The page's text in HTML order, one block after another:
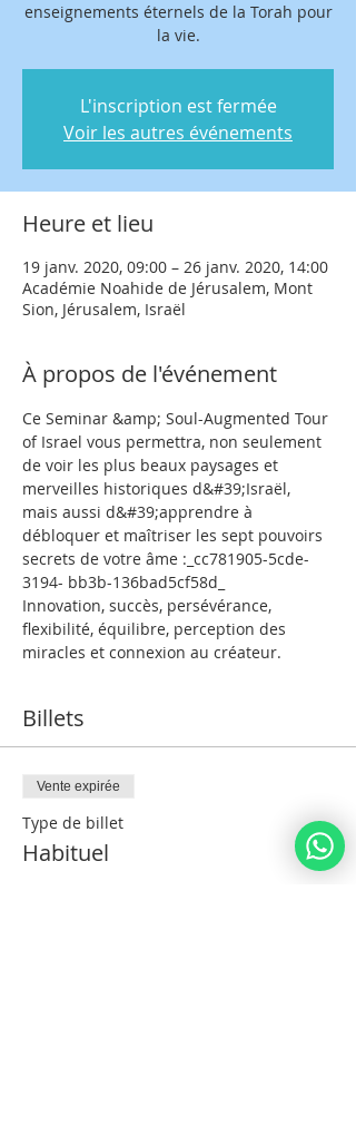
enseignements éternels de la Torah pour
la vie.
L'inscription est fermée
Voir les autres événements
Heure et lieu
19 janv. 2020, 09:00 – 26 janv. 2020, 14:00
Académie Noahide de Jérusalem, Mont
Sion, Jérusalem, Israël
À propos de l'événement
Ce Seminar &amp; Soul-Augmented Tour
of Israel vous permettra, non seulement
de voir les plus beaux paysages et
merveilles historiques d&#39;Israël,
mais aussi d&#39;apprendre à
débloquer et maîtriser les sept pouvoirs
secrets de votre âme :_cc781905-5cde-
3194- bb3b-136bad5cf58d_
Innovation, succès, persévérance,
flexibilité, équilibre, perception des
miracles et connexion au créateur.
Billets
Vente expirée
Type de billet
Habituel